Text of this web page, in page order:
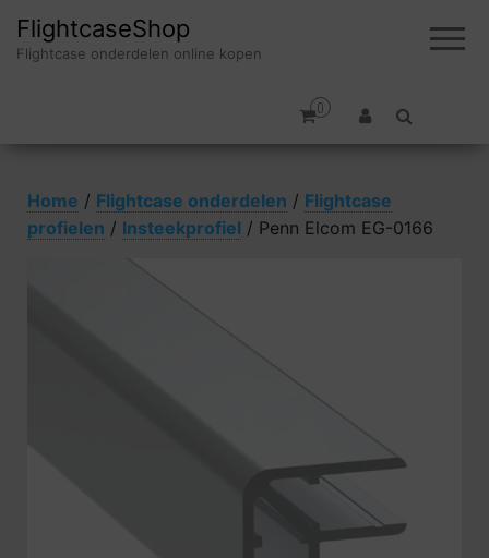
FlightcaseShop
Flightcase onderdelen online kopen
0
Home / Flightcase onderdelen / Flightcase
profielen / Insteekprofiel / Penn Elcom EG-0166